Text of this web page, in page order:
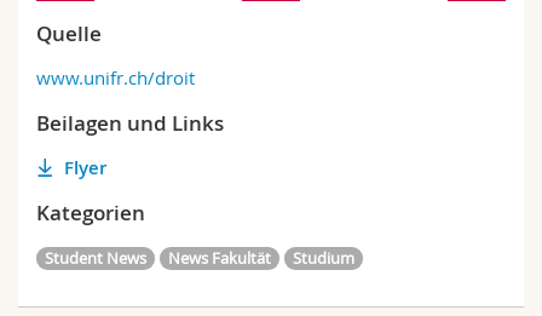
Quelle
www.unifr.ch/droit
Beilagen und Links
Flyer
Kategorien
Student News News Fakultät Studium